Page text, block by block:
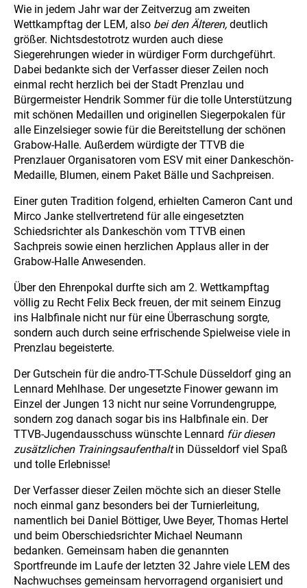
Wie in jedem Jahr war der Zeitverzug am zweiten
Wettkampftag der LEM, also bei den Älteren, deutlich
größer. Nichtsdestotrotz wurden auch diese
Siegerehrungen wieder in würdiger Form durchgeführt.
Dabei bedankte sich der Verfasser dieser Zeilen noch
einmal recht herzlich bei der Stadt Prenzlau und
Bürgermeister Hendrik Sommer für die tolle Unterstützung
mit schönen Medaillen und originellen Siegerpokalen für
alle Einzelsieger sowie für die Bereitstellung der schönen
Grabow-Halle. Außerdem würdigte der TTVB die
Prenzlauer Organisatoren vom ESV mit einer Dankeschön-
Medaille, Blumen, einem Paket Bälle und Sachpreisen.
Einer guten Tradition folgend, erhielten Cameron Cant und
Mirco Janke stellvertretend für alle eingesetzten
Schiedsrichter als Dankeschön vom TTVB einen
Sachpreis sowie einen herzlichen Applaus aller in der
Grabow-Halle Anwesenden.
Über den Ehrenpokal durfte sich am 2. Wettkampftag
völlig zu Recht Felix Beck freuen, der mit seinem Einzug
ins Halbfinale nicht nur für eine Überraschung sorgte,
sondern auch durch seine erfrischende Spielweise viele in
Prenzlau begeisterte.
Der Gutschein für die andro-TT-Schule Düsseldorf ging an
Lennard Mehlhase. Der ungesetzte Finower gewann im
Einzel der Jungen 13 nicht nur seine Vorrundengruppe,
sondern zog danach sogar bis ins Halbfinale ein. Der
TTVB-Jugendausschuss wünschte Lennard für diesen
zusätzlichen Trainingsaufenthaltin Düsseldorf viel Spaß
und tolle Erlebnisse!
Der Verfasser dieser Zeilen möchte sich an dieser Stelle
noch einmal ganz besonders bei der Turnierleitung,
namentlich bei Daniel Böttiger, Uwe Beyer, Thomas Hertel
und beim Oberschiedsrichter Michael Neumann
bedanken. Gemeinsam haben die genannten
Sportfreunde im Laufe der letzten 32 Jahre viele LEM des
Nachwuchses gemeinsam hervorragend organisiert und